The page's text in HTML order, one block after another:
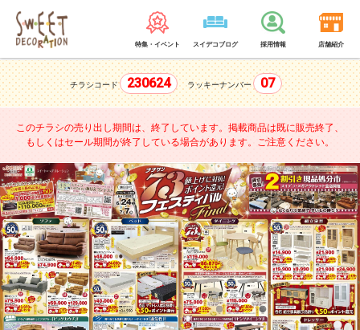
特集・イベント スイデコブログ 採用情報 店舗紹介
チラシコード 230624 ラッキーナンバー 07
このチラシの売り出し期間は、終了しています。 掲載商品は既に販売終了、
もしくはセール期間が終了している場合があります。ご注意ください。